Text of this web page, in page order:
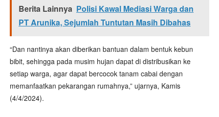
Berita Lainnya Polisi Kawal Mediasi Warga dan
PT Arunika, Sejumlah Tuntutan Masih Dibahas
“Dan nantinya akan diberikan bantuan dalam bentuk kebun
bibit, sehingga pada musim hujan dapat di distribusikan ke
setiap warga, agar dapat bercocok tanam cabai dengan
memanfaatkan pekarangan rumahnya,” ujarnya, Kamis
(4/4/2024).